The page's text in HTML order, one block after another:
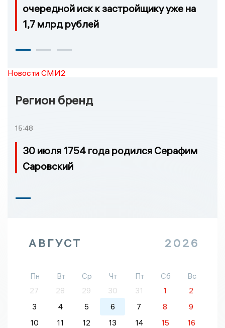
очередной иск к застройщику уже на
1,7 млрд рублей
Новости СМИ2
Регион бренд
15:48
30 июля 1754 года родился Серафим
Саровский
АВГУСТ 2026
Пн Вт Ср Чт Пт Сб
Вс
27
28 29 30 31 1
2
3
4 5 6 7 8
9
10
11 12 13 14 15
16